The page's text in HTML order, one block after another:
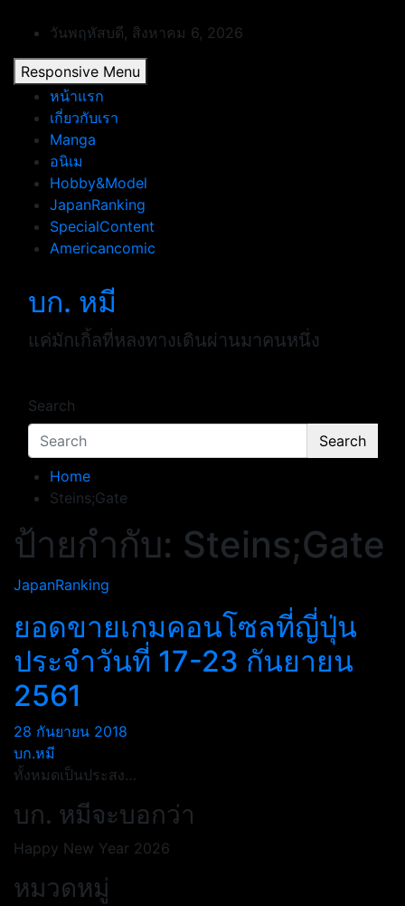
content
วันพฤหัสบดี, สิงหาคม 6, 2026
Responsive Menu
หน้าแรก
เกี่ยวกับเรา
Manga
อนิเม
Hobby&Model
JapanRanking
SpecialContent
Americancomic
บก. หมี
แค่มักเกิ้ลที่หลงทางเดินผ่านมาคนหนึ่ง
Search
Search
Home
Steins;Gate
ป้ายกำกับ: Steins;Gate
JapanRanking
ยอดขายเกมคอนโซลที่ญี่ปุ่น
ประจำวันที่ 17-23 กันยายน
2561
28 กันยายน 2018
บก.หมี
ทั้งหมดเป็นประสง…
บก. หมีจะบอกว่า
Happy New Year 2026
หมวดหมู่